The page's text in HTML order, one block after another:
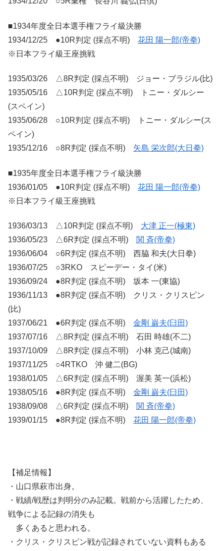
■1934年度全日本選手権フライ級決勝
1934/12/25 ●10R判定 (採点不明) 花田 陽一郎(帝拳)
※日本フライ級王座挑戦
1935/03/26 △8R判定 (採点不明) ジョー・ブラジル(比)
1935/05/16 △10R判定 (採点不明) トニー・ダルシー
(スペイン)
1935/06/28 ○10R判定 (採点不明) トニー・ダルシー(ス
ペイン)
1935/12/16 ○8R判定 (採点不明) 矢島 栄次郎(大日拳)
■1935年度全日本選手権フライ級決勝
1936/01/05 ●10R判定 (採点不明) 花田 陽一郎(帝拳)
※日本フライ級王座挑戦
1936/03/13 △10R判定 (採点不明) 大津 正一(極東)
1936/05/23 △6R判定 (採点不明) 関 斉(帝拳)
1936/06/04 ○6R判定 (採点不明) 西脇 和夫(大日拳)
1936/07/25 ○3RKO スピーデー・タイ(米)
1936/09/24 ●8R判定 (採点不明) 坂本 一(東協)
1936/11/13 ●8R判定 (採点不明) クリス・クリスピン
(比)
1937/06/21 ●6R判定 (採点不明) 金剛 巌夫(臼田)
1937/07/16 △8R判定 (採点不明) 石田 時雄(不二)
1937/10/09 △8R判定 (採点不明) 小林 克己(城南)
1937/11/25 ○4RTKO 沖 健二(BG)
1938/01/05 △6R判定 (採点不明) 渥美 英一(浜松)
1938/05/16 ●8R判定 (採点不明) 金剛 巌夫(臼田)
1938/09/08 △6R判定 (採点不明) 関 斉(帝拳)
1939/01/15 ●8R判定 (採点不明) 花田 陽一郎(帝拳)
【補足情報】
・山口県萩市出身。
・戦績/戦歴は判明分のみ記載。戦前から活躍したため、
戦争による記録の消失も
多くあると思われる。
・クリス・クリスピン戦が記録されていない資料もある